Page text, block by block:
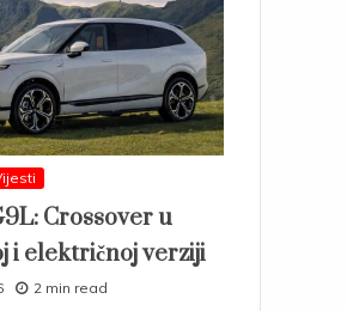
Crossover u
i električnoj verziji
2 min read